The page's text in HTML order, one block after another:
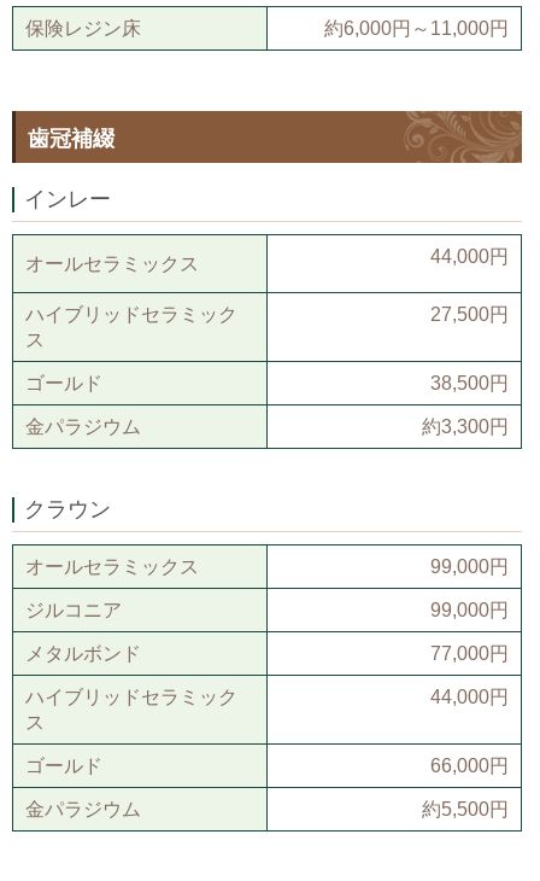
保険レジン床 約6,000円～11,000円
歯冠補綴
インレー
オールセラミックス 44,000円
ハイブリッドセラミック
ス
27,500円
ゴールド
38,500円
金パラジウム
約3,300円
クラウン
オールセラミックス
99,000円
ジルコニア
99,000円
メタルボンド
77,000円
ハイブリッドセラミック
ス
44,000円
ゴールド
66,000円
金パラジウム
約5,500円